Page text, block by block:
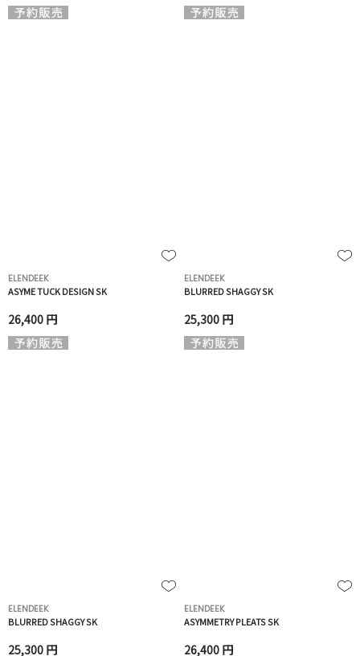
ELENDEEK
ASYME TUCK DESIGN SK
26,400 円
ELENDEEK
BLURRED SHAGGY SK
25,300 円
ELENDEEK
BLURRED SHAGGY SK
25,300 円
ELENDEEK
ASYMMETRY PLEATS SK
26,400 円